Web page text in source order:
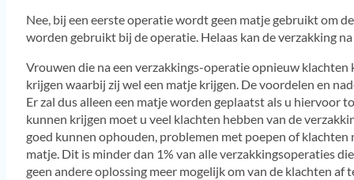
Nee, bij een eerste operatie wordt geen matje gebruikt om
worden gebruikt bij de operatie. Helaas kan de verzakking
Vrouwen die na een verzakkings-operatie opnieuw
krijgen waarbij zij wel een matje krijgen. De voordelen en
Er zal dus alleen een matje worden geplaatst als u hiervoor
kunnen krijgen moet u veel klachten hebben van de
goed kunnen ophouden, problemen met poepen of
matje. Dit is minder dan 1% van alle verzakkingsoperaties
geen andere oplossing meer mogelijk om van de klachten af